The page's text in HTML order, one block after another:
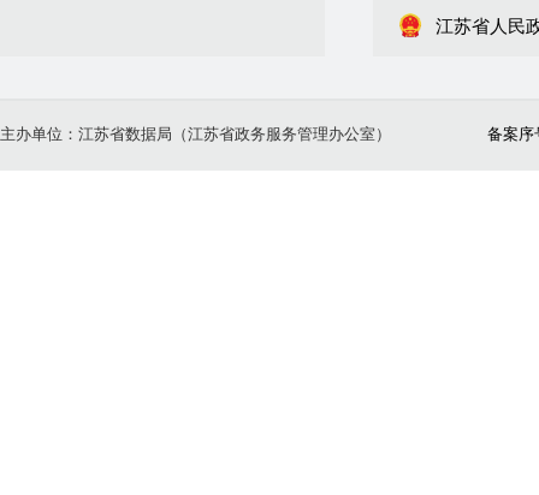
江苏省人民
主办单位：江苏省数据局（江苏省政务服务管理办公室） 备案序